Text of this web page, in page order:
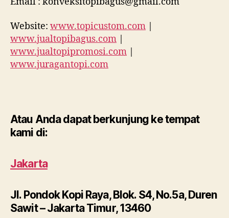
Website: www.topicustom.com |
www.jualtopibagus.com |
www.jualtopipromosi.com |
www.juragantopi.com
Atau Anda dapat berkunjung ke tempat
kami di:
Jakarta
Jl. Pondok Kopi Raya, Blok. S4, No.5a, Duren
Sawit – Jakarta Timur, 13460